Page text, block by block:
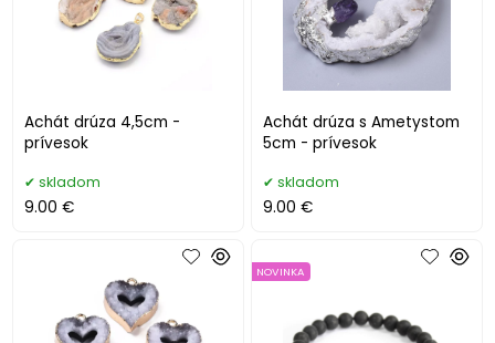
Achát drúza 4,5cm -
prívesok
skladom
9.00 €
Achát drúza s Ametystom
5cm - prívesok
skladom
9.00 €
NOVINKA